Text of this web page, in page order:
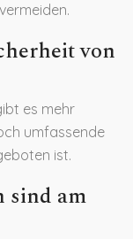
von
es mehr
umfassende
ist.
sind am